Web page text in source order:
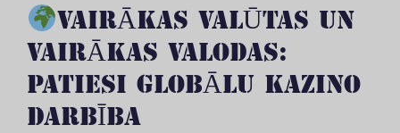
VAIRĀKAS VALŪTAS UN
VAIRĀKAS VALODAS:
PATIESI GLOBĀLU KAZINO
DARBĪBA